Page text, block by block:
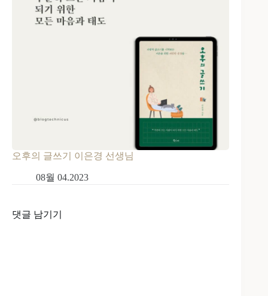
오후의 글쓰기 이은경 선생님
08월 04.2023
댓글 남기기